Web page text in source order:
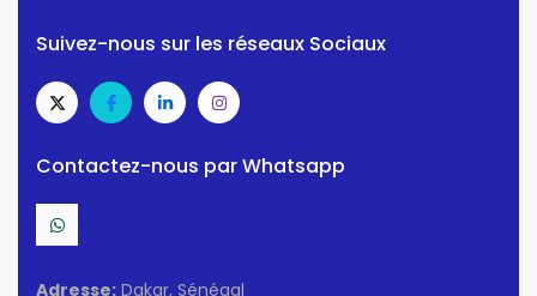
Suivez-nous sur les réseaux Sociaux
Contactez-nous par Whatsapp
Adresse: Dakar, Sénégal